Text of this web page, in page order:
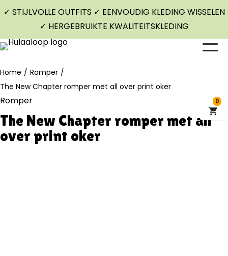
✓ STIJLVOLLE OUTFITS ✓ EENVOUDIG KLEDING WISSELEN
✓ HERGEBRUIKTE KWALITEITSKLEDING
Home / Romper /
The New Chapter romper met all over print oker
Romper
The New Chapter romper met all
over print oker
0